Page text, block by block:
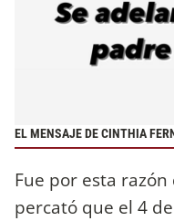
EL MENSAJE DE CINTHIA
Fue por esta
percató que el 4